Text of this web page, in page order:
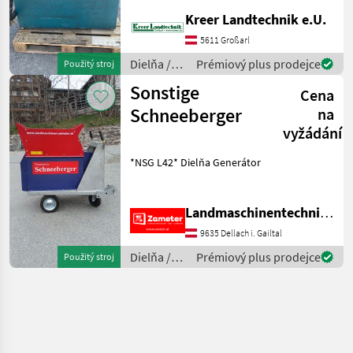
Použitý stroj
T690NPE *Leistung 22, 4 kW
*Spannung 400/690 V 50 Hz
*Drehzahl 2750 U/min
Dielňa
Kreer Landtechnik e.U.
5611 Großarl
Dielňa /
Sonstige
Prémiový plus prodejce
Použitý stroj
Sonstige
Schneeberger
Cena
na
vyžádání
*NSG L42* Dielňa Generátor
Landmaschinentechnik Zameter Petra
9635 Dellach i. Gailtal
Dielňa /
Sonstige
Prémiový plus prodejce